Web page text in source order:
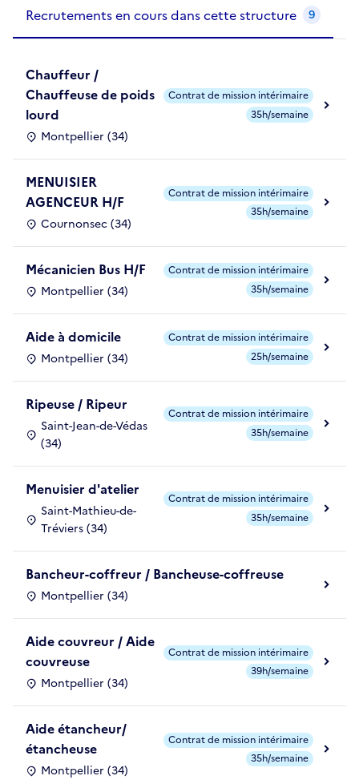
Recrutements en cours dans cette structure 9
Chauffeur /
Chauffeuse de poids
lourd
Montpellier (34)
Contrat de mission intérimaire
35h/semaine
MENUISIER
AGENCEUR H/F
Cournonsec (34)
Contrat de mission intérimaire
35h/semaine
Mécanicien Bus H/F
Montpellier (34)
Contrat de mission intérimaire
35h/semaine
Aide à domicile
Montpellier (34)
Contrat de mission intérimaire
25h/semaine
Ripeuse / Ripeur
Saint-Jean-de-Védas
(34)
Contrat de mission intérimaire
35h/semaine
Menuisier d'atelier
Saint-Mathieu-de-
Tréviers (34)
Contrat de mission intérimaire
35h/semaine
Bancheur-coffreur / Bancheuse-coffreuse
Montpellier (34)
Aide couvreur / Aide
couvreuse
Montpellier (34)
Contrat de mission intérimaire
39h/semaine
Aide étancheur/
étancheuse
Montpellier (34)
Contrat de mission intérimaire
35h/semaine